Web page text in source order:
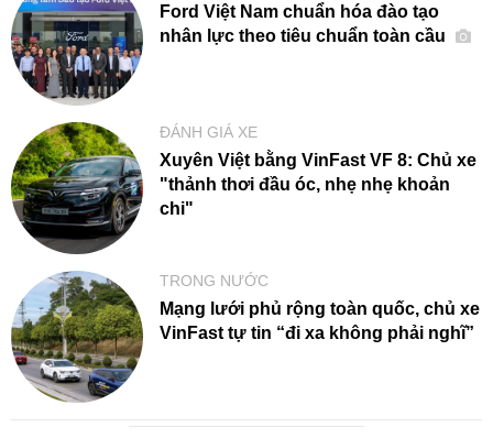
Ford Việt Nam chuẩn hóa đào tạo
nhân lực theo tiêu chuẩn toàn cầu
ĐÁNH GIÁ XE
Xuyên Việt bằng VinFast VF 8: Chủ xe
"thảnh thơi đầu óc, nhẹ nhẹ khoản
chi"
TRONG NƯỚC
Mạng lưới phủ rộng toàn quốc, chủ xe
VinFast tự tin “đi xa không phải nghĩ”